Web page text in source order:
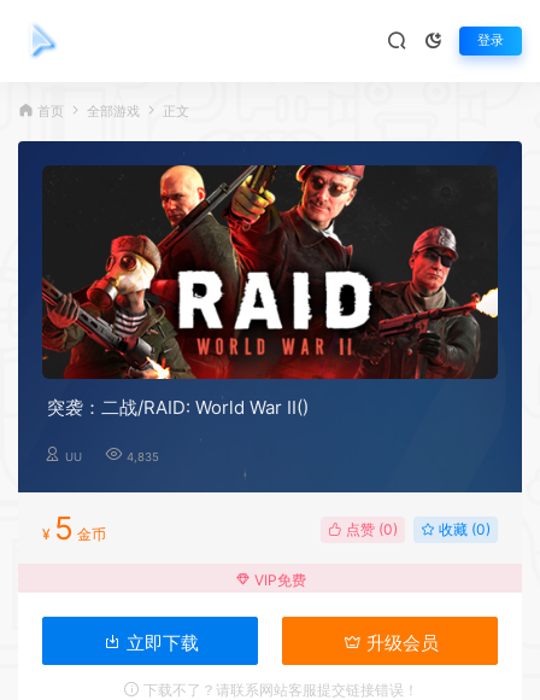
登录
首页 全部游戏 正文
突袭：二战/RAID: World War II()
UU 4,835
¥ 5 金币 点赞 (0) 收藏 (0)
VIP免费
立即下载 升级会员
下载不了？请联系网站客服提交链接错误！